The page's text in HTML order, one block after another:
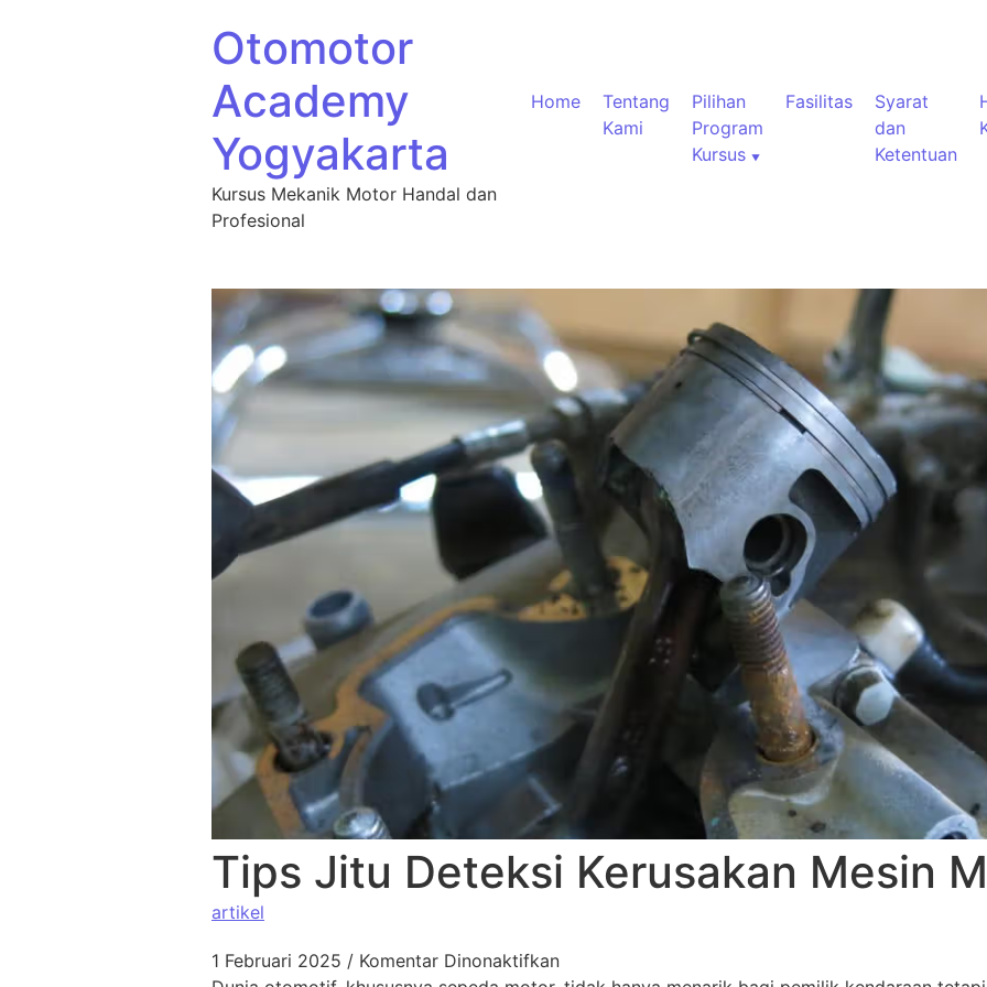
Otomotor
Academy
Yogyakarta
Kursus Mekanik Motor Handal dan
Profesional
Home
Tentang
Kami
Pilihan
Program
Kursus
Fasilitas
Syarat
dan
Ketentuan
Tips Jitu Deteksi Kerusakan Mesin
artikel
1 Februari 2025 / Komentar Dinonaktifkan